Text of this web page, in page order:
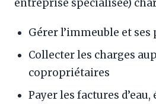
entreprise spécialisée)
Gérer l’immeuble et
Collecter les charges
copropriétaires
Payer les factures